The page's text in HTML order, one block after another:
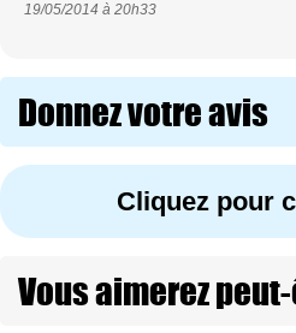
19/05/2014 à 20h33
Donnez votre avis
Cliquez pour
Vous aimerez